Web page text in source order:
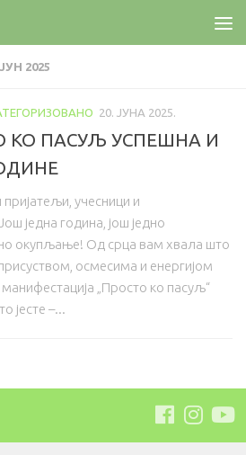
ЈУН 2025
20. ЈУНА 2025.
КО ПАСУЉ УСПЕШНА И
учесници и
једна година, још једно
окупљање! Од срца вам хвала што
осмесима и енергијом
„Просто ко пасуљ“
јесте –...